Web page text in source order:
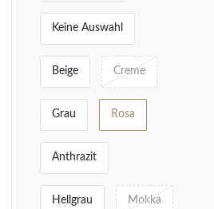
Keine Auswahl
Beige Creme
Grau Rosa
Anthrazit
Hellgrau Mokka